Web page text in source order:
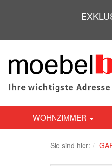
WOHNZIMMER
Sie sind hier: